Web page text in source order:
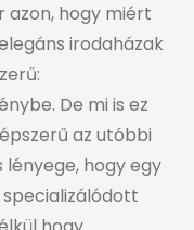
azon, hogy miért
irodaházak
De mi is ez
az utóbbi
hogy egy